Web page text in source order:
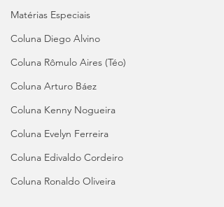
Matérias Especiais
Coluna Diego Alvino
Coluna Rômulo Aires (Téo)
Coluna Arturo Báez
Coluna Kenny Nogueira
Coluna Evelyn Ferreira
Coluna Edivaldo Cordeiro
Coluna Ronaldo Oliveira